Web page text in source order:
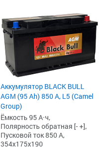
Аккумулятор BLACK BULL
AGM (95 Ah) 850 А, L5 (Camel
Group)
Ёмкость 95 А·ч,
Полярность обратная [- +],
Пусковой ток 850 А,
354x175x190